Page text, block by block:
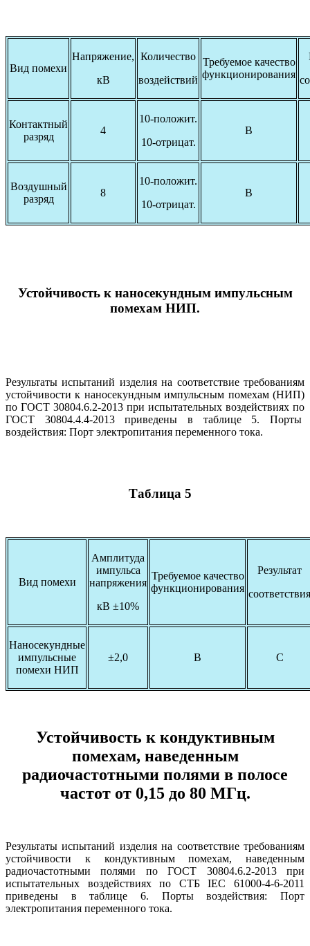
Вид помехи
Напряжение,
кВ
Количество
воздействий
Требуемое качество
функционирования
Контактный
разряд
4
10-положит.
10-отрицат.
В
Воздушный
разряд
8
10-положит.
10-отрицат.
В
Устойчивость к наносекундным импульсным
помехам НИП.
Результаты испытаний изделия на соответствие требованиям
устойчивости к наносекундным импульсным помехам (НИП)
по ГОСТ 30804.6.2-2013 при испытательных воздействиях по
ГОСТ 30804.4.4-2013 приведены в таблице 5. Порты
воздействия: Порт электропитания переменного тока.
Таблица 5
Вид помехи
Амплитуда
импульса
напряжения
кВ ±10%
Требуемое качество
функционирования
Результат
соответствия
Наносекундные
импульсные
помехи НИП
±2,0 В С
Устойчивость к кондуктивным
помехам, наведенным
радиочастотными полями в полосе
частот от 0,15 до 80 МГц.
Результаты испытаний изделия на соответствие требованиям
устойчивости к кондуктивным помехам, наведенным
радиочастотными полями по ГОСТ 30804.6.2-2013 при
испытательных воздействиях по СТБ IEC 61000-4-6-2011
приведены в таблице 6. Порты воздействия: Порт
электропитания переменного тока.